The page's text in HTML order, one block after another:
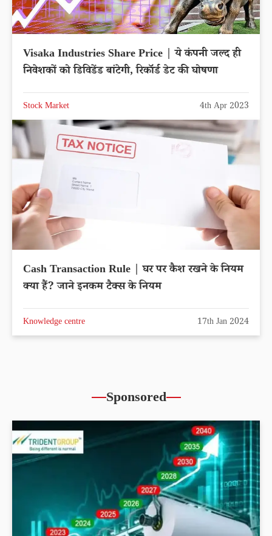
Visaka Industries Share Price | ये कंपनी जल्द ही
निवेशकों को डिविडेंड बांटेगी, रिकॉर्ड डेट की घोषणा
Stock Market 4th Apr 2023
Cash Transaction Rule | घर पर कैश रखने के नियम
क्या हैं? जाने इनकम टैक्स के नियम
Knowledge centre 17th Jan 2024
Sponsored